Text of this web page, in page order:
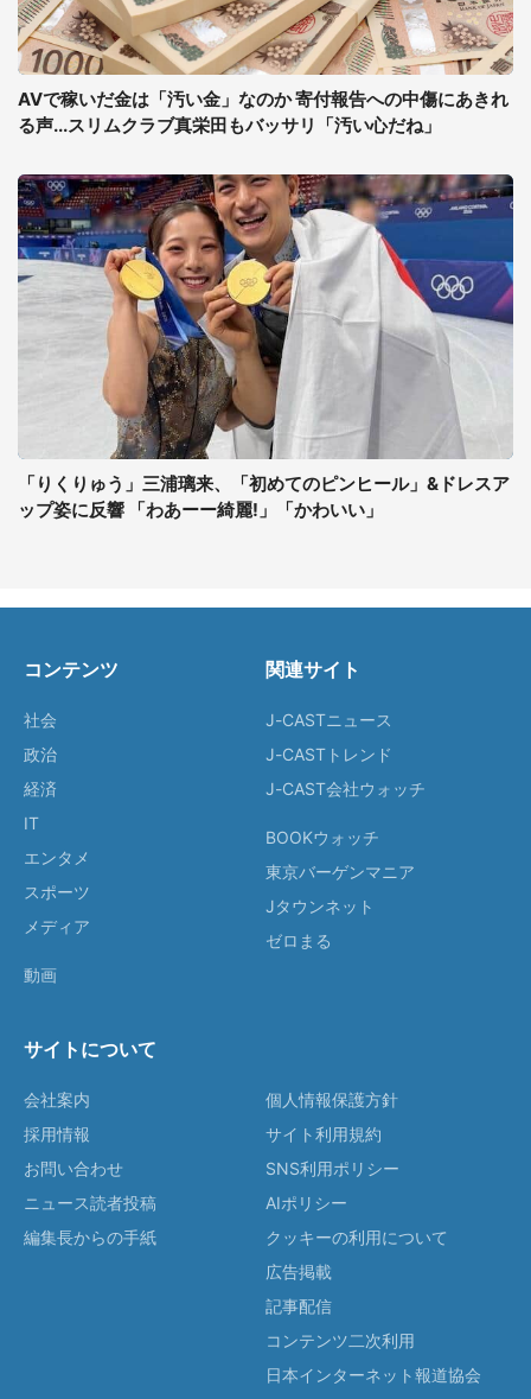
AVで稼いだ金は「汚い金」なのか 寄付報告への中傷にあきれ
る声...スリムクラブ真栄田もバッサリ「汚い心だね」
「りくりゅう」三浦璃来、「初めてのピンヒール」&ドレスア
ップ姿に反響 「わあーー綺麗!」「かわいい」
コンテンツ
社会
政治
経済
IT
エンタメ
スポーツ
メディア
動画
関連サイト
J-CASTニュース
J-CASTトレンド
J-CAST会社ウォッチ
BOOKウォッチ
東京バーゲンマニア
Jタウンネット
ゼロまる
サイトについて
会社案内
採用情報
お問い合わせ
ニュース読者投稿
編集長からの手紙
個人情報保護方針
サイト利用規約
SNS利用ポリシー
AIポリシー
クッキーの利用について
広告掲載
記事配信
コンテンツ二次利用
日本インターネット報道協会